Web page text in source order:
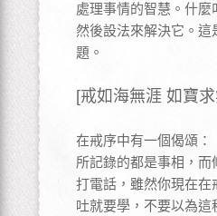
處理事情的智慧。什
然後設法來解決它。
題。
[戒如海無涯 如寶
在戒序中有一個偈頌
所記錄的都是事相，
打電話，雖然你現在
吐就要學，不要以為